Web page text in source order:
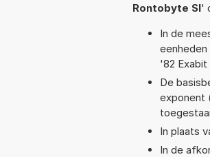
Rontobyte SI'
In de
'82 Exabit
De
exponent
In plaats
In de